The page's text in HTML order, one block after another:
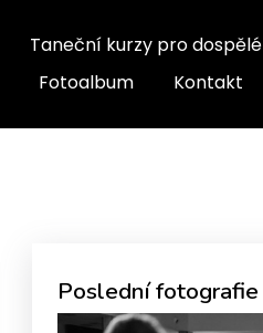
Taneční kurzy pro dospělé
Fotoalbum Kontakt
Poslední fotografie